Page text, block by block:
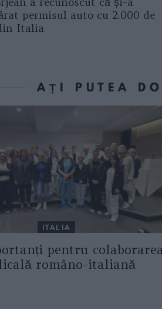
permisul auto cu 2.000 de
Italia
AȚI PUTEA
ITALIA
pentru
româno-italiană